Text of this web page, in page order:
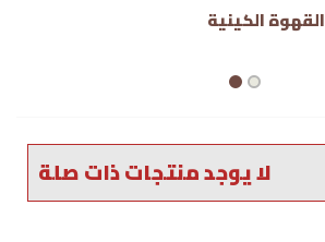
القهوة الكينية
لا يوجد منتجات ذات صلة